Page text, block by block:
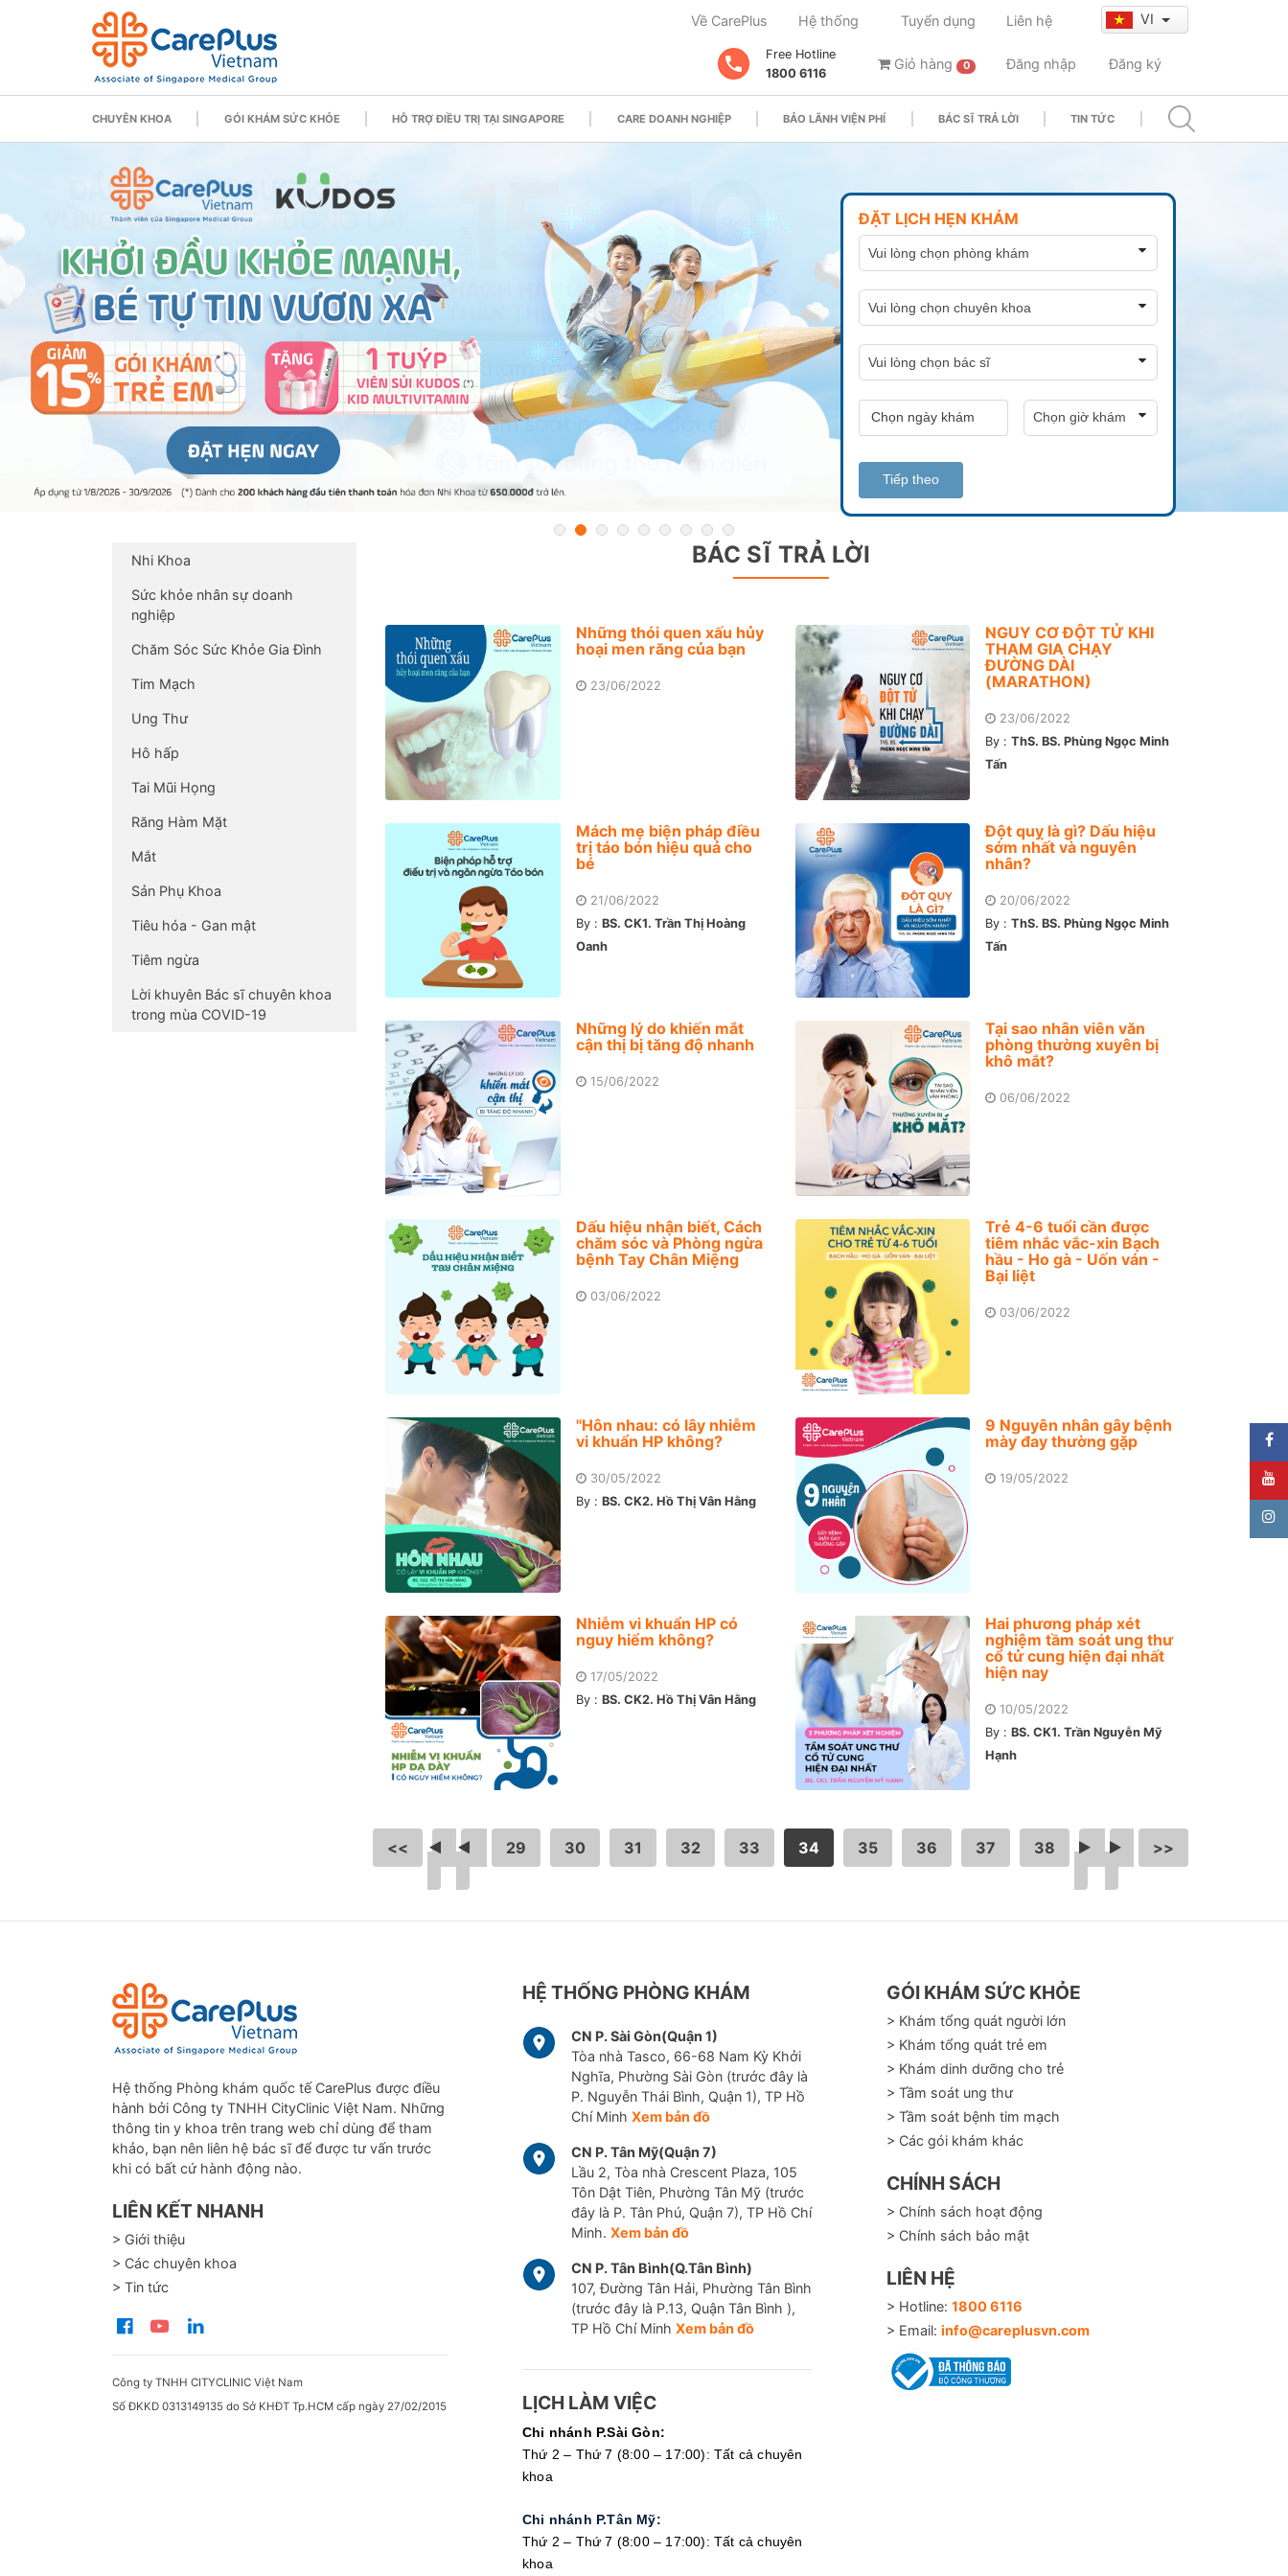
Về CarePlus Hệ thống Tuyển dụng Liên hệ VI
Free Hotline
1800 6116
Giỏ hàng 0 Đăng nhập Đăng ký
CHUYÊN KHOA GÓI KHÁM SỨC KHỎE HỖ TRỢ ĐIỀU TRỊ TẠI SINGAPORE CARE DOANH NGHIỆP BẢO LÃNH VIỆN PHÍ BÁC SĨ TRẢ LỜI TIN TỨC
ĐẶT LỊCH HẸN KHÁM
Tiếp theo
BÁC SĨ TRẢ LỜI
Những thói quen xấu hủy
hoại men răng của bạn
23/06/2022
NGUY CƠ ĐỘT TỬ KHI
THAM GIA CHẠY
ĐƯỜNG DÀI
(MARATHON)
23/06/2022
By :ThS. BS. Phùng Ngọc Minh
Tấn
Mách mẹ biện pháp điều
trị táo bón hiệu quả cho
bé
21/06/2022
By : BS. CK1. Trần Thị Hoàng
Oanh
Đột quỵ là gì? Dấu hiệu
sớm nhất và nguyên
nhân?
20/06/2022
By :ThS. BS. Phùng Ngọc Minh
Tấn
Những lý do khiến mắt
cận thị bị tăng độ nhanh
15/06/2022
Tại sao nhân viên văn
phòng thường xuyên bị
khô mắt?
06/06/2022
Dấu hiệu nhận biết, Cách
chăm sóc và Phòng ngừa
bệnh Tay Chân Miệng
03/06/2022
Trẻ 4-6 tuổi cần được
tiêm nhắc vắc-xin Bạch
hầu - Ho gà - Uốn ván -
Bại liệt
03/06/2022
"Hôn nhau: có lây nhiễm
vi khuẩn HP không?
30/05/2022
By : BS. CK2. Hồ Thị Vân Hằng
9 Nguyên nhân gây bệnh
mày đay thường gặp
19/05/2022
Nhiễm vi khuẩn HP có
nguy hiểm không?
17/05/2022
By : BS. CK2. Hồ Thị Vân Hằng
Hai phương pháp xét
nghiệm tầm soát ung thư
cổ tử cung hiện đại nhất
hiện nay
10/05/2022
By :BS. CK1. Trần Nguyễn Mỹ
Hạnh
<< 29 30 31 32 33 34 35 36 37 38 >>
Nhi Khoa
Sức khỏe nhân sự doanh
nghiệp
Chăm Sóc Sức Khỏe Gia Đình
Tim Mạch
Ung Thư
Hô hấp
Tai Mũi Họng
Răng Hàm Mặt
Mắt
Sản Phụ Khoa
Tiêu hóa - Gan mật
Tiêm ngừa
Lời khuyên Bác sĩ chuyên khoa
trong mùa COVID-19
Hệ thống Phòng khám quốc tế CarePlus được điều
hành bởi Công ty TNHH CityClinic Việt Nam. Những
thông tin y khoa trên trang web chỉ dùng để tham
khảo, bạn nên liên hệ bác sĩ để được tư vấn trước
khi có bất cứ hành động nào.
LIÊN KẾT NHANH
> Giới thiệu
> Các chuyên khoa
> Tin tức
Công ty TNHH CITYCLINIC Việt Nam
Số ĐKKD 0313149135 do Sở KHĐT Tp.HCM cấp ngày 27/02/2015
HỆ THỐNG PHÒNG KHÁM
CN P. Sài Gòn(Quận 1)
Tòa nhà Tasco, 66-68 Nam Kỳ Khởi
Nghĩa, Phường Sài Gòn (trước đây là
P. Nguyễn Thái Bình, Quận 1), TP Hồ
Chí Minh Xem bản đồ
CN P. Tân Mỹ(Quận 7)
Lầu 2, Tòa nhà Crescent Plaza, 105
Tôn Dật Tiên, Phường Tân Mỹ (trước
đây là P. Tân Phú, Quận 7), TP Hồ Chí
Minh. Xem bản đồ
CN P. Tân Bình(Q.Tân Bình)
107, Đường Tân Hải, Phường Tân Bình
(trước đây là P.13, Quận Tân Bình ),
TP Hồ Chí Minh Xem bản đồ
LỊCH LÀM VIỆC
Chi nhánh P.Sài Gòn:
Thứ 2 – Thứ 7 (8:00 – 17:00): Tất cả chuyên
khoa
Chi nhánh P.Tân Mỹ:
Thứ 2 – Thứ 7 (8:00 – 17:00): Tất cả chuyên
khoa
GÓI KHÁM SỨC KHỎE
> Khám tổng quát người lớn
> Khám tổng quát trẻ em
> Khám dinh dưỡng cho trẻ
> Tầm soát ung thư
> Tầm soát bệnh tim mạch
> Các gói khám khác
CHÍNH SÁCH
> Chính sách hoạt động
> Chính sách bảo mật
LIÊN HỆ
> Hotline: 1800 6116
> Email: info@careplusvn.com